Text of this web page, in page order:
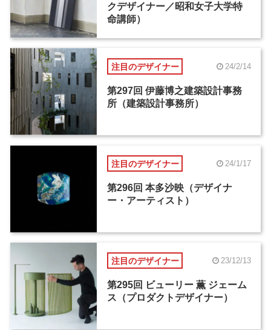
クデザイナー／昭和女子大学特
命講師）
注目のデザイナー 24/2/14
第297回 伊藤博之建築設計事務
所（建築設計事務所）
注目のデザイナー 24/1/17
第296回 本多沙映（デザイナ
ー・アーティスト）
注目のデザイナー 23/12/13
第295回 ビューリー 薫 ジェーム
ス（プロダクトデザイナー）